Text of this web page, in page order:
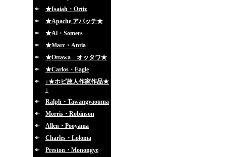
★Isaiah・Ortiz
★Apache アパッチ★
★Al・Somers
★Marc・Antia
★Ottawa オッタワ★
★Carlos・Eagle
↓★ホピ故人作家作品★
↓
Ralph・Tawangyaouma
Morris・Robinson
Allen・Pooyama
Charles・Loloma
Preston・Monongye